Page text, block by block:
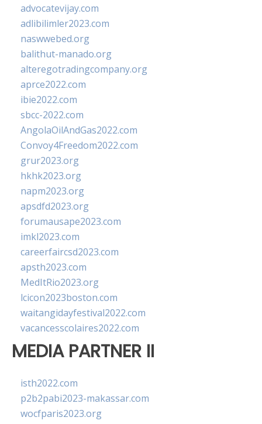
advocatevijay.com
adlibilimler2023.com
naswwebed.org
balithut-manado.org
alteregotradingcompany.org
aprce2022.com
ibie2022.com
sbcc-2022.com
AngolaOilAndGas2022.com
Convoy4Freedom2022.com
grur2023.org
hkhk2023.org
napm2023.org
apsdfd2023.org
forumausape2023.com
imkl2023.com
careerfaircsd2023.com
apsth2023.com
MedItRio2023.org
lcicon2023boston.com
waitangidayfestival2022.com
vacancesscolaires2022.com
MEDIA PARTNER II
isth2022.com
p2b2pabi2023-makassar.com
wocfparis2023.org